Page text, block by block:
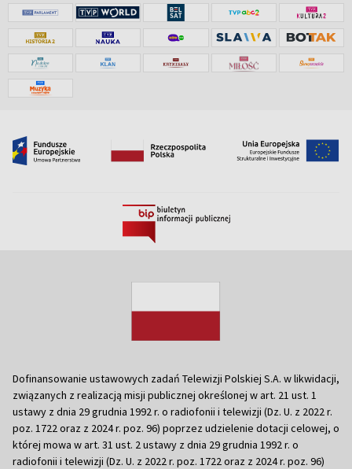
Dofinansowanie ustawowych zadań Telewizji Polskiej S.A. w likwidacji,
związanych z realizacją misji publicznej określonej w art. 21 ust. 1
ustawy z dnia 29 grudnia 1992 r. o radiofonii i telewizji (Dz. U. z 2022 r.
poz. 1722 oraz z 2024 r. poz. 96) poprzez udzielenie dotacji celowej, o
której mowa w art. 31 ust. 2 ustawy z dnia 29 grudnia 1992 r. o
radiofonii i telewizji (Dz. U. z 2022 r. poz. 1722 oraz z 2024 r. poz. 96)